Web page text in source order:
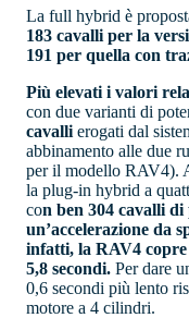
La full hybrid è
183 cavalli per la
191 per quella con
Più elevati i valori
con due varianti di
cavalli erogati dal
abbinamento alle due
per il modello RAV4).
la plug-in hybrid a
con ben 304 cavalli
un’accelerazione da
infatti, la RAV4 copre
5,8 secondi. Per dare
0,6 secondi più lento
motore a 4 cilindri.